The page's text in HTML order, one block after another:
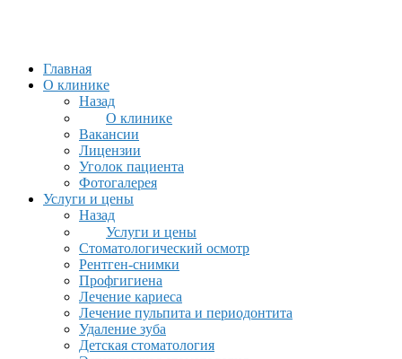
Главная
О клинике
Назад
О клинике
Вакансии
Лицензии
Уголок пациента
Фотогалерея
Услуги и цены
Назад
Услуги и цены
Стоматологический осмотр
Рентген-снимки
Профгигиена
Лечение кариеса
Лечение пульпита и периодонтита
Удаление зуба
Детская стоматология